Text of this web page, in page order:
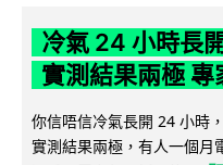
冷氣 24 小時長
實測結果兩極
你信唔信冷氣長開 24 小時
實測結果兩極，有人一個月